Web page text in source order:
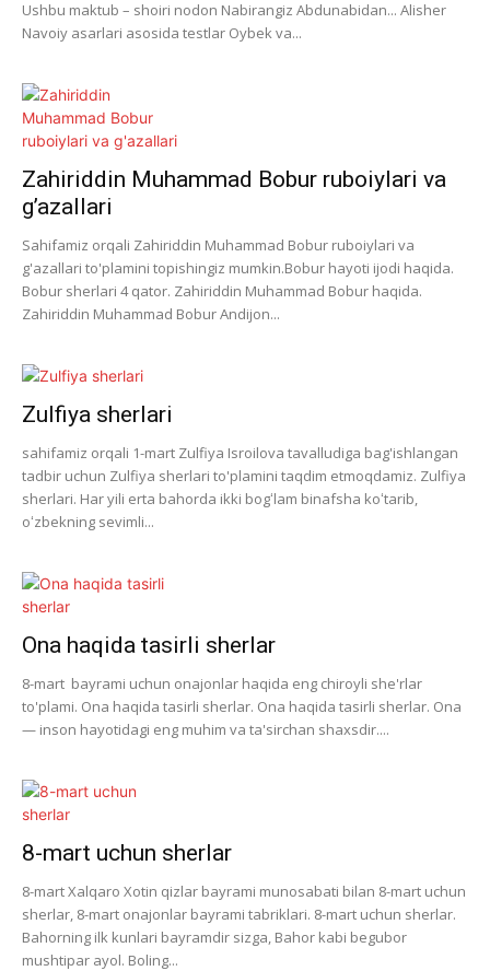
Ushbu maktub – shoiri nodon Nabirangiz Abdunabidan... Alisher
Navoiy asarlari asosida testlar Oybek va...
Zahiriddin Muhammad Bobur ruboiylari va
g’azallari
Sahifamiz orqali Zahiriddin Muhammad Bobur ruboiylari va
g'azallari to'plamini topishingiz mumkin.Bobur hayoti ijodi haqida.
Bobur sherlari 4 qator. Zahiriddin Muhammad Bobur haqida.
Zahiriddin Muhammad Bobur Andijon...
Zulfiya sherlari
sahifamiz orqali 1-mart Zulfiya Isroilova tavalludiga bag'ishlangan
tadbir uchun Zulfiya sherlari to'plamini taqdim etmoqdamiz. Zulfiya
sherlari. Har yili erta bahorda ikki bogʻlam binafsha koʻtarib,
oʻzbekning sevimli...
Ona haqida tasirli sherlar
8-mart bayrami uchun onajonlar haqida eng chiroyli she'rlar
to'plami. Ona haqida tasirli sherlar. Ona haqida tasirli sherlar. Ona
— inson hayotidagi eng muhim va ta'sirchan shaxsdir....
8-mart uchun sherlar
8-mart Xalqaro Xotin qizlar bayrami munosabati bilan 8-mart uchun
sherlar, 8-mart onajonlar bayrami tabriklari. 8-mart uchun sherlar.
Bahorning ilk kunlari bayramdir sizga, Bahor kabi begubor
mushtipar ayol. Boling...